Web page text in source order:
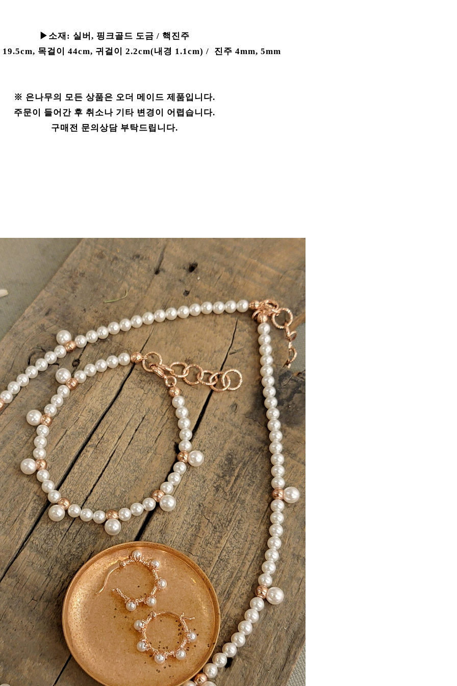
▶소재: 실버, 핑크골드 도금 / 핵진주
19.5cm, 목걸이 44cm, 귀걸이 2.2cm(내경 1.1cm) / 진주 4mm, 5mm
※ 은나무의 모든 상품은 오더 메이드 제품입니다.
주문이 들어간 후 취소나 기타 변경이 어렵습니다.
구매전 문의상담 부탁드립니다.